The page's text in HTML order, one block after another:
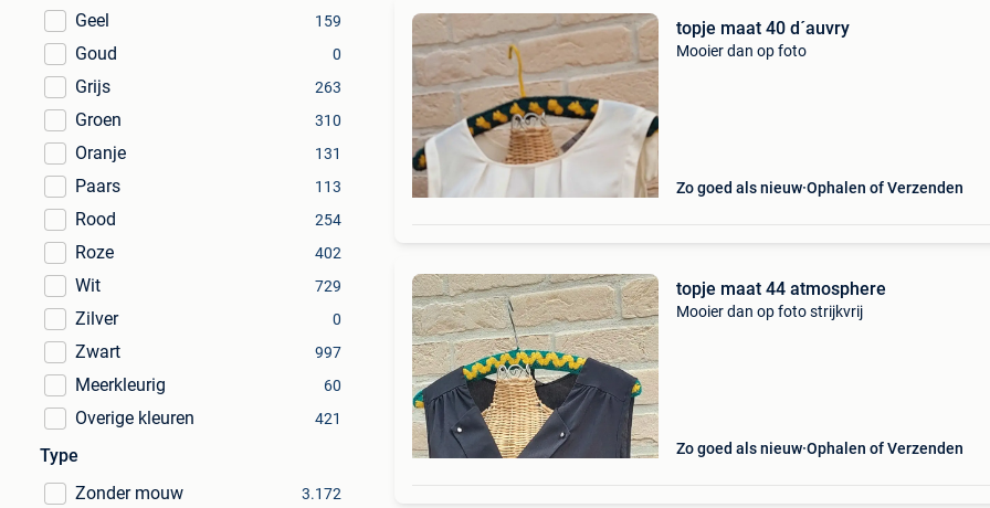
Geel 159
Goud 0
Grijs 263
Groen 310
Oranje 131
Paars 113
Rood 254
Roze 402
Wit 729
Zilver 0
Zwart 997
Meerkleurig 60
Overige kleuren 421
Type
Zonder mouw
3.172
topje maat 40 d´auvry
Mooier dan op foto
Zo goed als nieuw Ophalen of Verzenden
topje maat 44 atmosphere
Mooier dan op foto strijkvrij
Zo goed als nieuw Ophalen of Verzenden